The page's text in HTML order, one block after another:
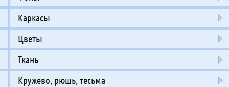
Каркасы
Цветы
Ткань
Кружево, рюшь, тесьма